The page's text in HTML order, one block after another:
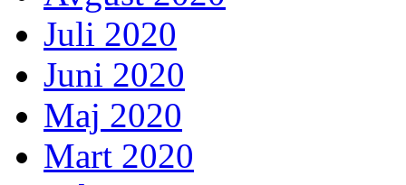
Juli 2020
Juni 2020
Maj 2020
Mart 2020